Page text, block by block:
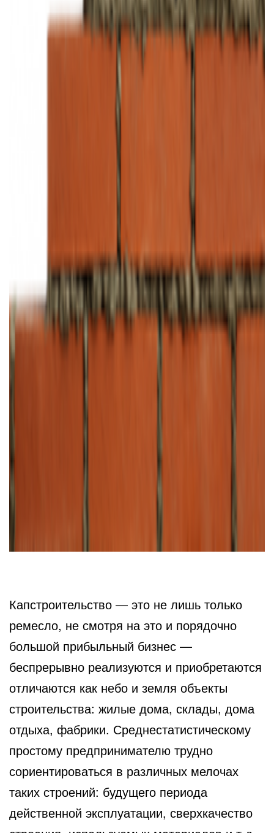
Капстроительство — это не лишь только
ремесло, не смотря на это и порядочно
большой прибыльный бизнес —
беспрерывно реализуются и приобретаются
отличаются как небо и земля объекты
строительства: жилые дома, склады, дома
отдыха, фабрики. Среднестатистическому
простому предпринимателю трудно
сориентироваться в различных мелочах
таких строений: будущего периода
действенной эксплуатации, сверхкачество